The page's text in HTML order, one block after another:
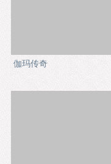
伽玛传奇